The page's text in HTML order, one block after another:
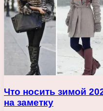
Что носить зимой
на заметку